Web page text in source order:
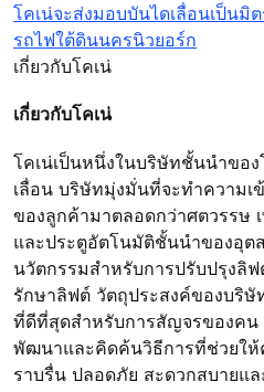
โคเน่จะส่งมอบบันไดเลื่อนเป็น
รถไฟใต้ดินนครนิวยอร์ก
เกี่ยวกับโคเน่
เกี่ยวกับโคเน่
โคเน่เป็นหนึ่งในบริษัทชั้นนำขอ
เลื่อน บริษัทมุ่งมั่นที่จะทำความเ
ของลูกค้ามาตลอดกว่าศตวรรษ
และประตูอัตโนมัติชั้นนำของอุต
นวัตกรรมสำหรับการปรับปรุงลิ
รักษาลิฟต์ วัตถุประสงค์ของบริ
ที่ดีที่สุดสำหรับการสัญจรของคน
พัฒนาและคิดค้นวิธีการที่ช่วยให้
ราบรื่น ปลอดภัย สะดวกสบายแ